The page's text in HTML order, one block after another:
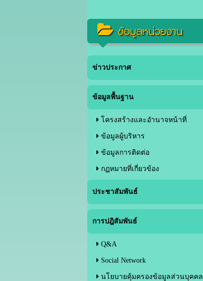
ข้อมูลหน่วยงาน
ข่าวประกาศ
ข้อมูลพื้นฐาน
โครงสร้างและอำนาจหน้าที่
ข้อมูลผู้บริหาร
ข้อมูลการติดต่อ
กฏหมายที่เกี่ยวข้อง
ประชาสัมพันธ์
การปฎิสัมพันธ์
Q&A
Social Network
นโยบายคุ้มครองข้อมูลส่วนบุคคล